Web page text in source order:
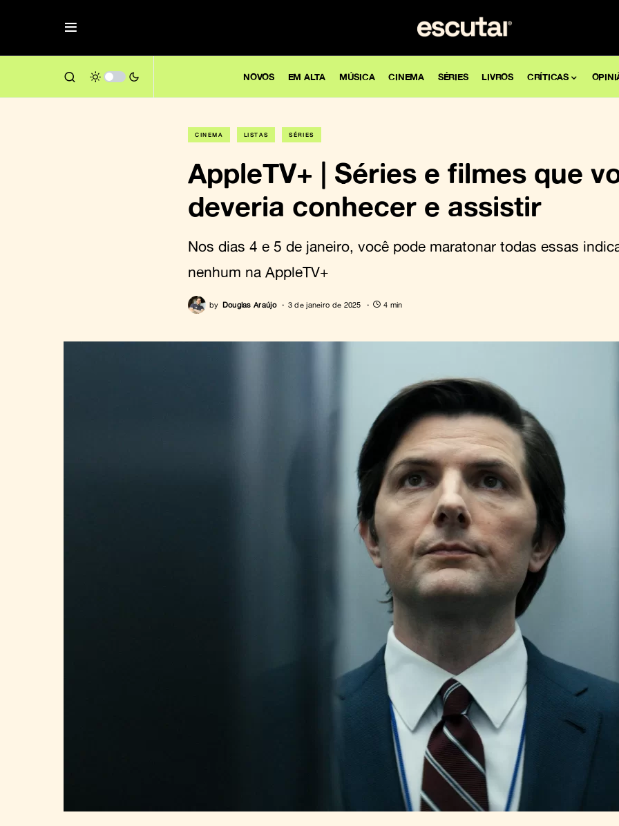
NOVOS EM ALTA MÚSICA CINEMA SÉRIES LIVROS CRÍTICAS
CINEMA LISTAS SÉRIES
AppleTV+ | Séries e filmes que
deveria conhecer e assistir
Nos dias 4 e 5 de janeiro, você pode maratonar todas essas
nenhum na AppleTV+
by Douglas Araújo 3 de janeiro de 2025 4 min